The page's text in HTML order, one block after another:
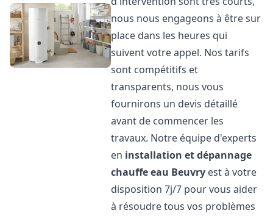
nous nous engageons à être sur
place dans les heures qui
suivent votre appel. Nos tarifs
sont compétitifs et
transparents, nous vous
fournirons un devis détaillé
avant de commencer les
travaux. Notre équipe d'experts
en installation et dépannage
chauffe eau Beuvry est à votre
disposition 7j/7 pour vous aider
à résoudre tous vos problèmes